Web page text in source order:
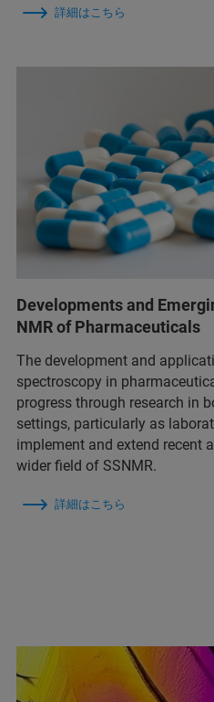
詳細はこちら
Developments and
NMR of Pharmaceuticals
The development and
spectroscopy in
progress through research in
settings, particularly as
implement and extend recent
wider field of SSNMR.
詳細はこちら